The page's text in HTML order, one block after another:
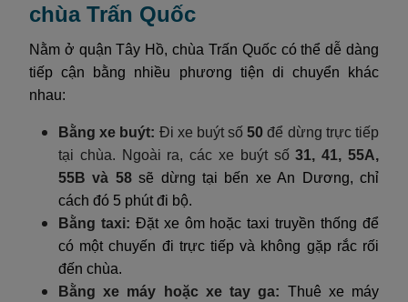
chùa Trấn Quốc
Nằm ở quận Tây Hồ, chùa Trấn Quốc có thể dễ dàng
tiếp cận bằng nhiều phương tiện di chuyển khác
nhau:
Bằng xe buýt: Đi xe buýt số50 để dừng trực tiếp
tại chùa. Ngoài ra, các xe buýt số31, 41, 55A,
55B và 58sẽ dừng tại bến xe An Dương, chỉ
cách đó 5 phút đi bộ.
Bằng taxi: Đặt xe ôm hoặc taxi truyền thống để
có một chuyến đi trực tiếp và không gặp rắc rối
đến chùa.
Bằng xe máy hoặc xe tay ga: Thuê xe máy